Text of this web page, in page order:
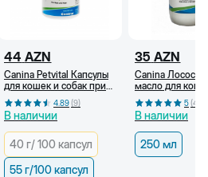
44 AZN
Canina Petvital Капсулы
для кошек и собак при
проблемах кожи и
шерсти, 55г/ 100 капсул
4.89(9)
В наличии
40 г/ 100 капсул
55 г/100 капсул
35 AZN
Canina
масло для
собак, 250 мл
5(4
В наличии
250 мл